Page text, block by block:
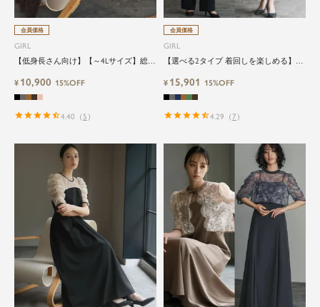
会員価格
GIRL
【低身長さん向け】【～4Lサイズ】総レ
丈結婚式ワンピースパーティードレス
¥ 10,900 15%OFF
4.40 （5 ）
会員価格
GIRL
【選べる2タイプ 着回しを楽しめる】
ヤード風ドッキングトップス&タイトス
カートorワイドパンツセットアップロン
ティードレス
¥ 15,901 15%OFF
4.29 （ 7 ）